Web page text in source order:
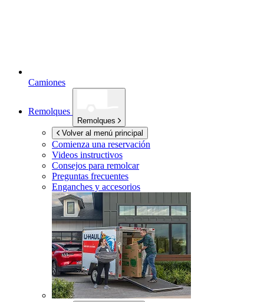
Camiones
Remolques
Remolques
Volver al menú principal
Comienza una reservación
Videos instructivos
Consejos para remolcar
Preguntas frecuentes
Enganches y accesorios